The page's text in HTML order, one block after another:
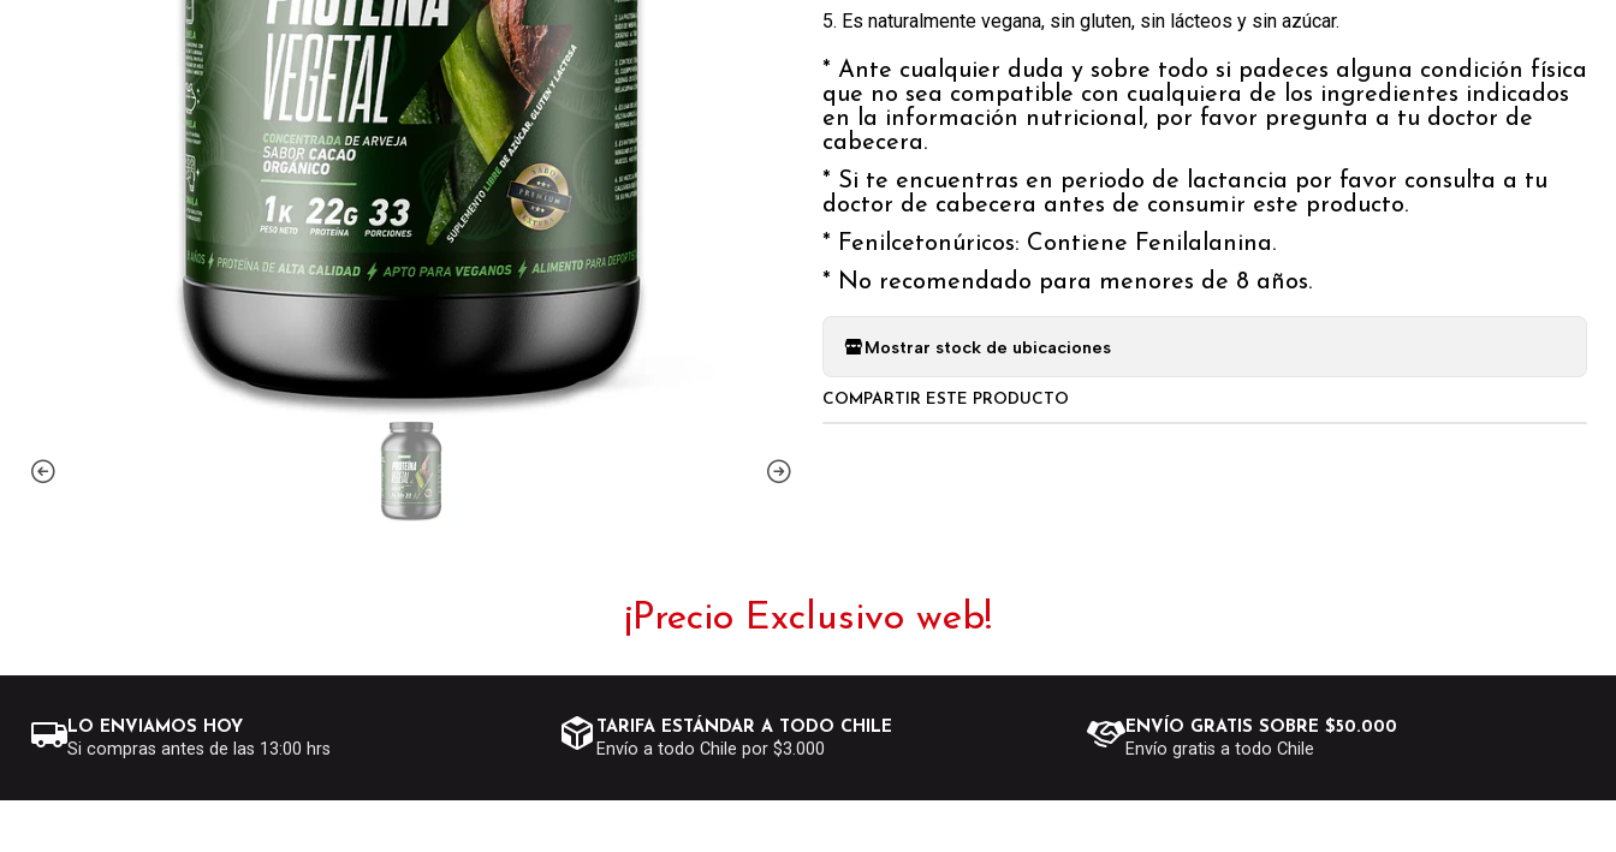
5. Es naturalmente vegana, sin gluten, sin lácteos y sin azúcar.
* Ante cualquier duda y sobre todo si padeces alguna condición física
que no sea compatible con cualquiera de los ingredientes indicados
en la información nutricional, por favor pregunta a tu doctor de
cabecera.
* Si te encuentras en periodo de lactancia por favor consulta a tu
doctor de cabecera antes de consumir este producto.
* Fenilcetonúricos: Contiene Fenilalanina.
* No recomendado para menores de 8 años.
Mostrar stock de ubicaciones
COMPARTIR ESTE PRODUCTO
¡Precio Exclusivo web!
LO ENVIAMOS HOY
Si compras antes de las 13:00 hrs
TARIFA ESTÁNDAR A TODO CHILE
Envío a todo Chile por $3.000
ENVÍO GRATIS SOBRE $50.000
Envío gratis a todo Chile